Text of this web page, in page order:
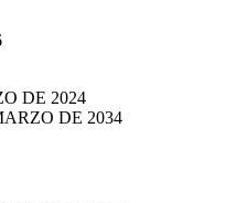
DE 2024
DE 2034